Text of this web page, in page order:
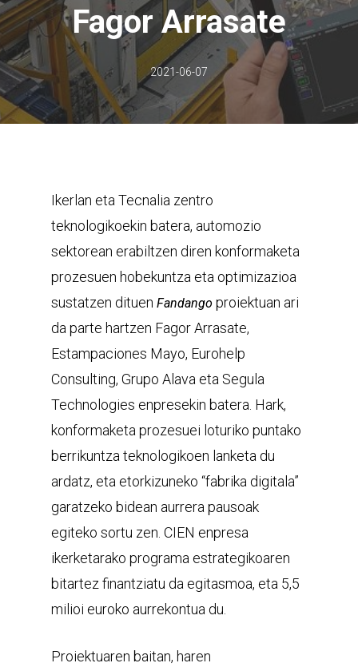
Fagor Arrasate
2021-06-07
Ikerlan eta Tecnalia zentro
teknologikoekin batera, automozio
sektorean erabiltzen diren konformaketa
prozesuen hobekuntza eta optimizazioa
sustatzen dituen Fandango proiektuan ari
da parte hartzen Fagor Arrasate,
Estampaciones Mayo, Eurohelp
Consulting, Grupo Alava eta Segula
Technologies enpresekin batera. Hark,
konformaketa prozesuei loturiko puntako
berrikuntza teknologikoen lanketa du
ardatz, eta etorkizuneko “fabrika digitala”
garatzeko bidean aurrera pausoak
egiteko sortu zen. CIEN enpresa
ikerketarako programa estrategikoaren
bitartez finantziatu da egitasmoa, eta 5,5
milioi euroko aurrekontua du.
Proiektuaren baitan, haren